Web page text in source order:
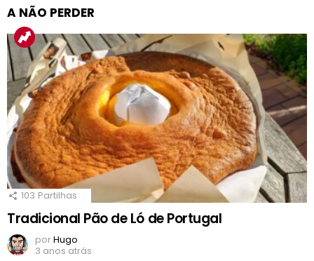
A NÃO PERDER
103 Partilhas
Tradicional Pão de Ló de Portugal
porHugo
3 anos atrás